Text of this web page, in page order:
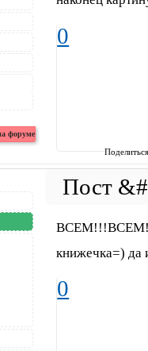
0
книжечка=) да
0